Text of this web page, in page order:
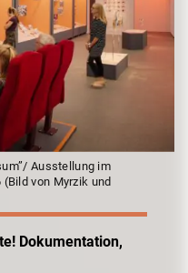
Ausstellung im
von Myrzik und
Dokumentation,